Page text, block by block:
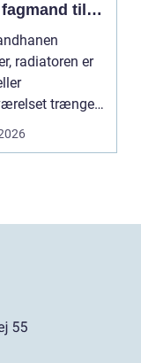
til
radiatoren er
trænger